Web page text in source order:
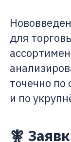
для
точечно по
и по
🧚